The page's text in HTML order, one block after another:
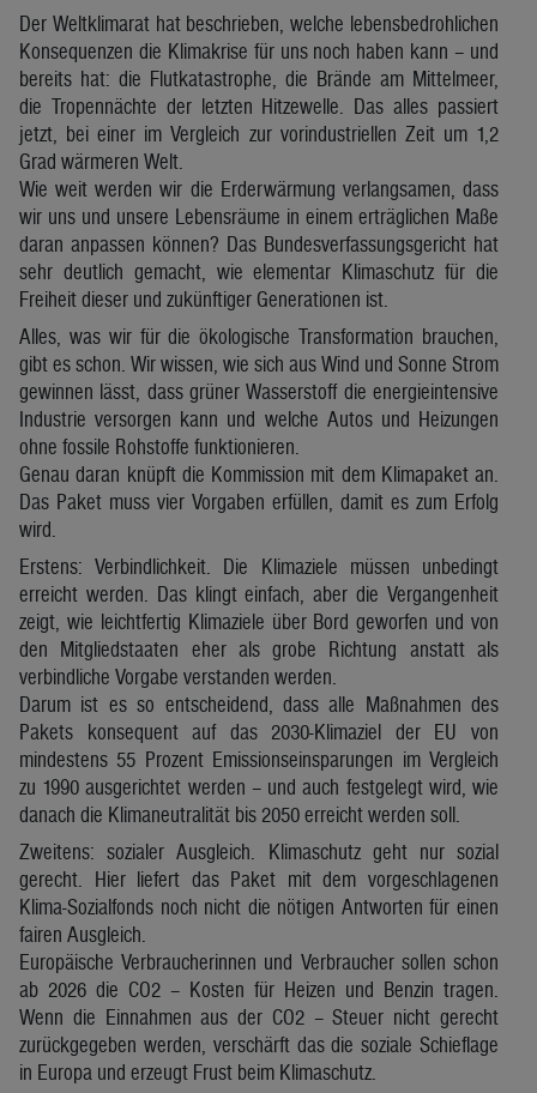
Der Weltklimarat hat beschrieben, welche lebensbedrohlichen
Konsequenzen die Klimakrise für uns noch haben kann – und
bereits hat: die Flutkatastrophe, die Brände am Mittelmeer,
die Tropennächte der letzten Hitzewelle. Das alles passiert
jetzt, bei einer im Vergleich zur vorindustriellen Zeit um 1,2
Grad wärmeren Welt.
Wie weit werden wir die Erderwärmung verlangsamen, dass
wir uns und unsere Lebensräume in einem erträglichen Maße
daran anpassen können? Das Bundesverfassungsgericht hat
sehr deutlich gemacht, wie elementar Klimaschutz für die
Freiheit dieser und zukünftiger Generationen ist.
Alles, was wir für die ökologische Transformation brauchen,
gibt es schon. Wir wissen, wie sich aus Wind und Sonne Strom
gewinnen lässt, dass grüner Wasserstoff die energieintensive
Industrie versorgen kann und welche Autos und Heizungen
ohne fossile Rohstoffe funktionieren.
Genau daran knüpft die Kommission mit dem Klimapaket an.
Das Paket muss vier Vorgaben erfüllen, damit es zum Erfolg
wird.
Erstens: Verbindlichkeit. Die Klimaziele müssen unbedingt
erreicht werden. Das klingt einfach, aber die Vergangenheit
zeigt, wie leichtfertig Klimaziele über Bord geworfen und von
den Mitgliedstaaten eher als grobe Richtung anstatt als
verbindliche Vorgabe verstanden werden.
Darum ist es so entscheidend, dass alle Maßnahmen des
Pakets konsequent auf das 2030-Klimaziel der EU von
mindestens 55 Prozent Emissionseinsparungen im Vergleich
zu 1990 ausgerichtet werden – und auch festgelegt wird, wie
danach die Klimaneutralität bis 2050 erreicht werden soll.
Zweitens: sozialer Ausgleich. Klimaschutz geht nur sozial
gerecht. Hier liefert das Paket mit dem vorgeschlagenen
Klima-Sozialfonds noch nicht die nötigen Antworten für einen
fairen Ausgleich.
Europäische Verbraucherinnen und Verbraucher sollen schon
ab 2026 die CO2 – Kosten für Heizen und Benzin tragen.
Wenn die Einnahmen aus der CO2 – Steuer nicht gerecht
zurückgegeben werden, verschärft das die soziale Schieflage
in Europa und erzeugt Frust beim Klimaschutz.